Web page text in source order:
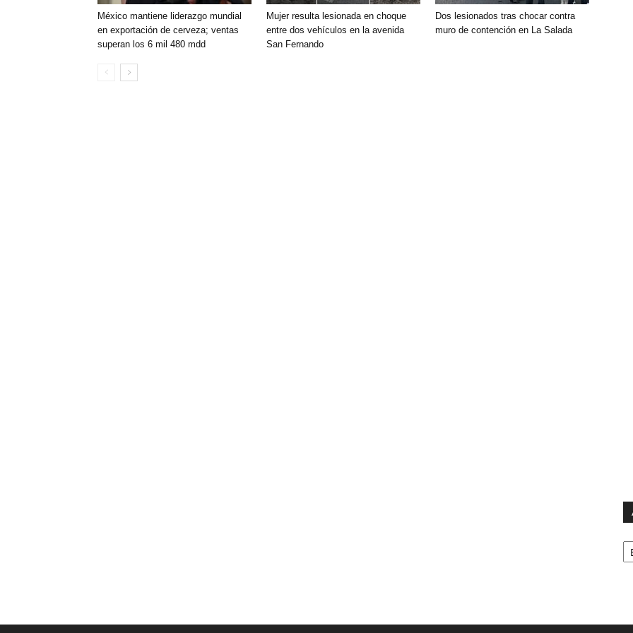
México mantiene liderazgo mundial
en exportación de cerveza; ventas
superan los 6 mil 480 mdd
Mujer resulta lesionada en choque
entre dos vehículos en la avenida
San Fernando
Dos lesionados tras chocar contra
muro de contención en La Salada